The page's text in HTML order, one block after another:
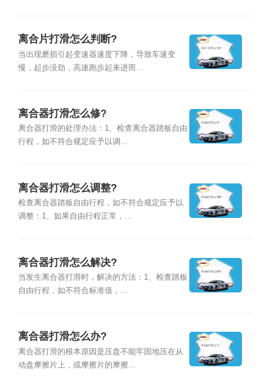
离合片打滑怎么判断?
当出现磨损引起变速器速度下降，导致车速变
慢，起步没劲，高速跑步起来进而...
离合器打滑怎么修?
离合器打滑的处理办法：1、检查离合器踏板自由
行程，如不符合规定应予以调...
离合器打滑怎么调整?
检查离合器踏板自由行程，如不符合规定应予以
调整：1、如果自由行程正常，...
离合器打滑怎么解决?
当发生离合器打滑时，解决的方法：1、检查踏板
自由行程，如不符合标准值，...
离合器打滑怎么办?
离合器打滑的根本原因是压盘不能牢固地压在从
动盘摩擦片上，或摩擦片的摩擦...